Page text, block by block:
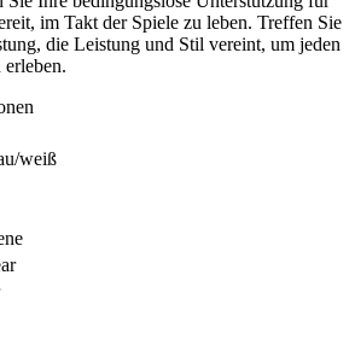
im Takt der Spiele zu leben. Treffen Sie
die Leistung und Stil vereint, um jeden
weiß